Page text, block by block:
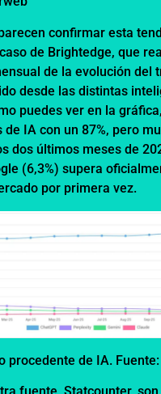
confirmar esta
de Brightedge, que
de la evolución del
desde las distintas
puedes ver en la
IA con un 87%, pero
dos últimos meses de
(6,3%) supera
por primera vez.
procedente de IA.